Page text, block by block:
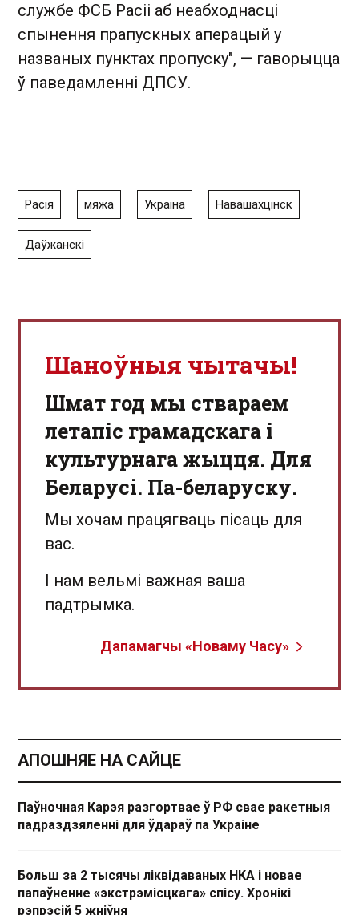
службе ФСБ Расіі аб неабходнасці
спынення прапускных аперацый у
названых пунктах пропуску", — гаворыцца
ў паведамленні ДПСУ.
Расія мяжа Украіна Навашахцінск
Даўжанскі
Шаноўныя чытачы!
Шмат год мы ствараем
летапіс грамадскага і
культурнага жыцця. Для
Беларусі. Па-беларуску.
Мы хочам працягваць пісаць для
вас.
І нам вельмі важная ваша
падтрымка.
Дапамагчы «Новаму Часу»
АПОШНЯЕ НА САЙЦЕ
Паўночная Карэя разгортвае ў РФ свае ракетныя
падраздзяленні для ўдараў па Украіне
Больш за 2 тысячы ліквідаваных НКА і новае
папаўненне «экстрэмісцкага» спісу. Хронікі
рэпрэсій 5 жніўня